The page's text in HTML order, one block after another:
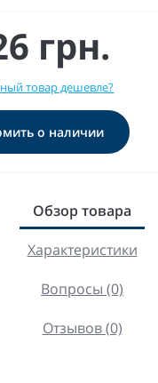
грн.
товар дешевле?
о наличии
Обзор товара
Характеристики
Вопросы (0)
Отзывов (0)